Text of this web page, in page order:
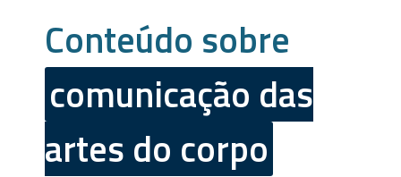
Conteúdo sobre
comunicação das
artes do corpo